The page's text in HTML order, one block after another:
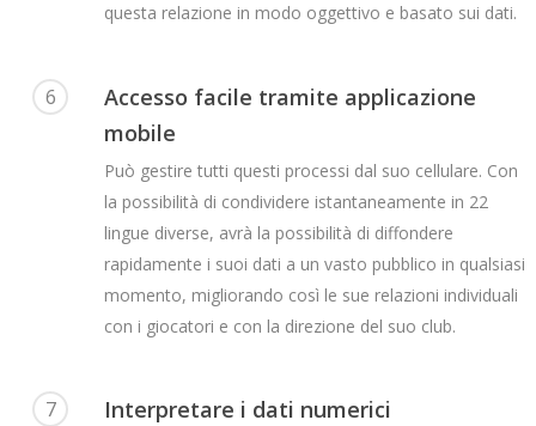
questa relazione in modo oggettivo e basato sui dati.
6
Accesso facile tramite applicazione
mobile
Può gestire tutti questi processi dal suo cellulare. Con
la possibilità di condividere istantaneamente in 22
lingue diverse, avrà la possibilità di diffondere
rapidamente i suoi dati a un vasto pubblico in qualsiasi
momento, migliorando così le sue relazioni individuali
con i giocatori e con la direzione del suo club.
7 Interpretare i dati numerici